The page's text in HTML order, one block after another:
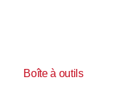
Boîte à outils